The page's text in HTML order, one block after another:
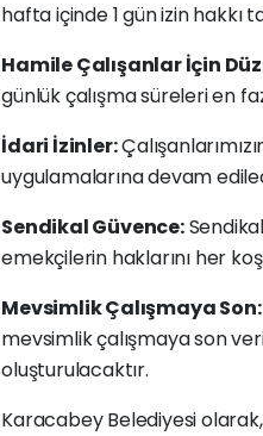
hafta içinde 1 gün izin hakkı
Hamile Çalışanlar İçin
günlük çalışma süreleri en
İdari İzinler:
uygulamalarına devam
Sendikal Güvence:
emekçilerin haklarını her
Mevsimlik Çalışmaya Son:
mevsimlik çalışmaya son
oluşturulacaktır.
Karacabey Belediyesi